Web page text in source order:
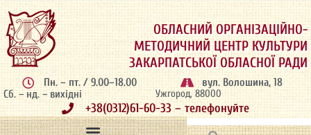
ОБЛАСНИЙ ОРГАНІЗАЦІЙНО-
МЕТОДИЧНИЙ ЦЕНТР КУЛЬТУРИ
ЗАКАРПАТСЬКОЇ ОБЛАСНОЇ РАДИ
Пн. – пт. / 9.00–18.00
Сб. – нд. – вихідні
вул. Волошина, 18
Ужгород, 88000
+38(0312)61-60-33 – телефонуйте